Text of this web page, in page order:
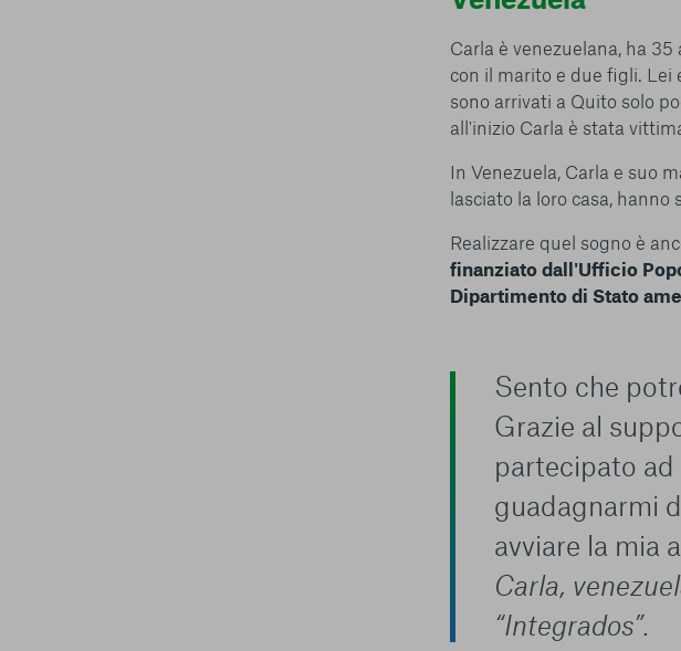
Carla è venezuelana, ha
con il marito e due figli. Lei
sono arrivati a Quito solo
all'inizio Carla è stata
In Venezuela, Carla e suo
lasciato la loro casa,
Realizzare quel sogno è
finanziato dall'Ufficio
Dipartimento di Stato
Sento che
Grazie al
partecipato
guadagnarmi
avviare la mia
Carla,
“Integrados”.